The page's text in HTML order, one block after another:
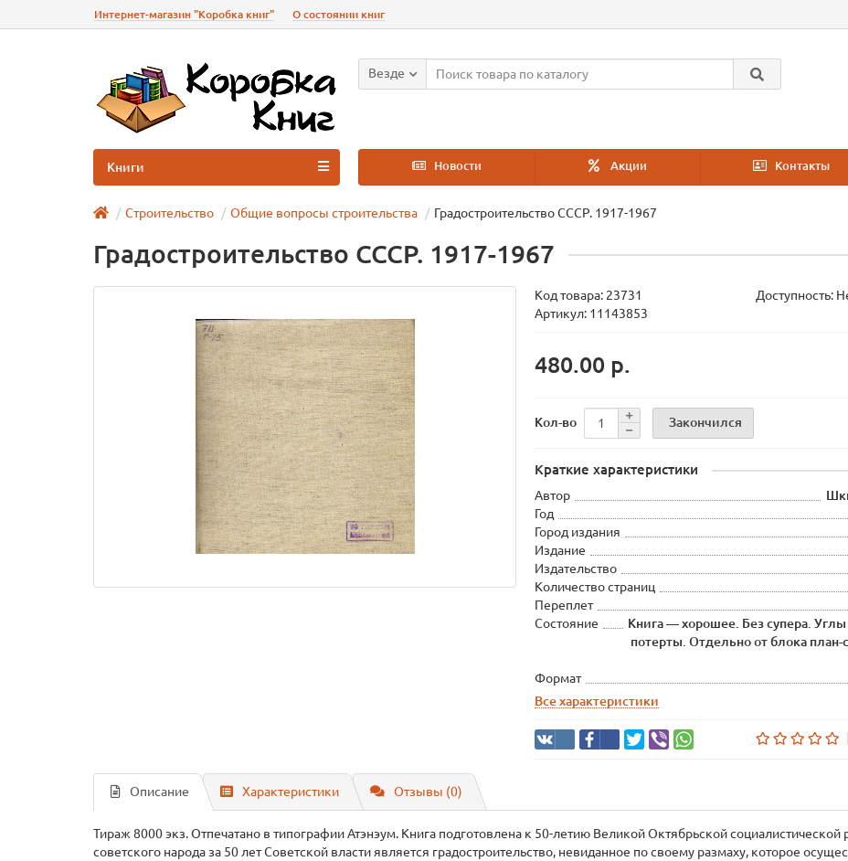
Интернет-магазин "Коробка книг" О состоянии книг
Везде
Новости Акции Контакты
Книги
Строительство Общие вопросы строительства Градостроительство СССР. 1917-1967
Градостроительство СССР. 1917-1967
Код товара: 23731
Доступность:
Артикул: 11143853
480.00 р.
Кол-во Закончился
Краткие характеристики
Автор
Год
Город издания
Издание
Издательство
Количество страниц
Переплет
Состояние
Книга — хорошее. Без супера. Углы
потерты. Отдельно от блока план-
Формат
Все характеристики
Описание Характеристики Отзывы (0)
Тираж 8000 экз. Отпечатано в типографии Атэнэум. Книга подготовлена к 50-летию Великой Октябрьской
советского народа за 50 лет Советской власти является градостроительство, невиданное по своему размаху, которое